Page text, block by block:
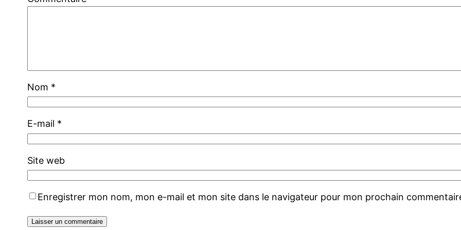
Nom *
E-mail *
Site web
Enregistrer mon nom, mon e-mail et mon site dans le navigateur pour mon prochain